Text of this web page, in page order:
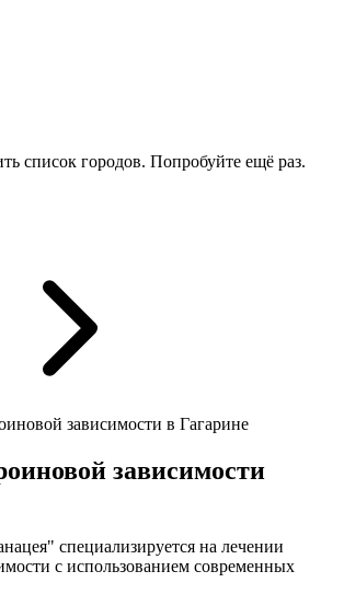
список городов. Попробуйте ещё раз.
зависимости в Гагарине
зависимости
специализируется на лечении
с использованием современных